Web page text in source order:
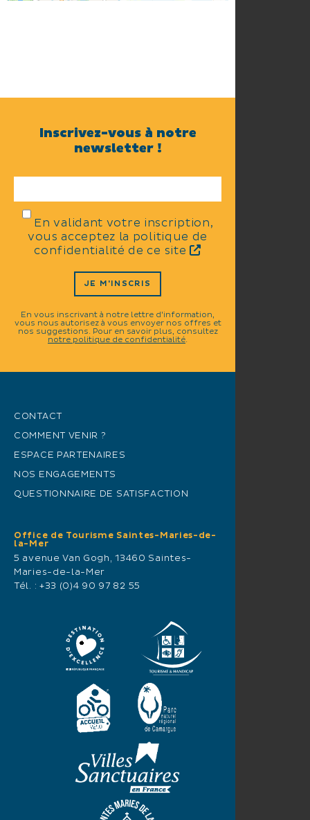
Inscrivez-vous à notre
newsletter !
En validant votre inscription,
vous acceptez la politique de
confidentialité de ce site
JE M'INSCRIS
En vous inscrivant à notre lettre d'information,
vous nous autorisez à vous envoyer nos offres et
nos suggestions. Pour en savoir plus, consultez
notre politique de confidentialité.
CONTACT
COMMENT VENIR ?
ESPACE PARTENAIRES
NOS ENGAGEMENTS
QUESTIONNAIRE DE SATISFACTION
Office de Tourisme Saintes-Maries-de-
la-Mer
5 avenue Van Gogh, 13460 Saintes-
Maries-de-la-Mer
Tél. : +33 (0)4 90 97 82 55